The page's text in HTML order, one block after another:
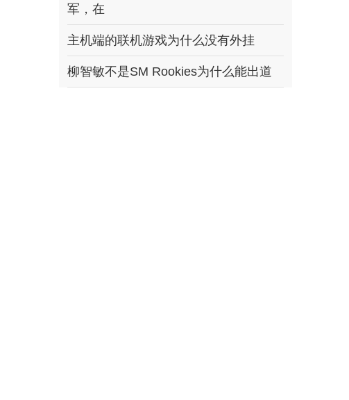
军，在
主机端的联机游戏为什么没有外挂
柳智敏不是SM Rookies为什么能出道